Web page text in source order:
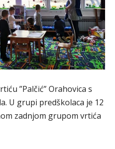
”Palčić” Orahovica s
U grupi predškolaca je 12
zadnjom grupom vrtića